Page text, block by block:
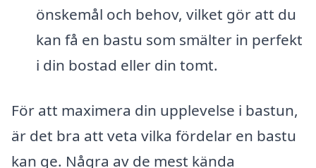
önskemål och behov, vilket gör att du
kan få en bastu som smälter in perfekt
i din bostad eller din tomt.
För att maximera din upplevelse i bastun,
är det bra att veta vilka fördelar en bastu
kan ge. Några av de mest kända